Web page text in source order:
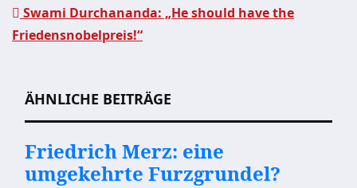
Beitragsnavigation
Swami Durchananda: „He should have the
Friedensnobelpreis!“
ÄHNLICHE BEITRÄGE
Friedrich Merz: eine
umgekehrte Furzgrundel?